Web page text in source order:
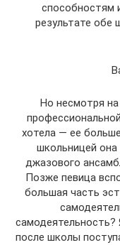
способностям
результате
Но несмотря на
хотела — ее
школьницей
джазового
Позже певица
большая часть
после школы